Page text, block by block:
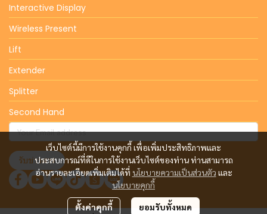
เว็บไซต์นี้มีการใช้งานคุกกี้ เพื่อเพิ่มประสิทธิภาพและ
ประสบการณ์ที่ดีในการใช้งานเว็บไซต์ของท่าน ท่านสามารถ
อ่านรายละเอียดเพิ่มเติมได้ที่ นโยบายความเป็นส่วนตัว และ
นโยบายคุกกี้
ตั้งค่าคุกกี้ ยอมรับทั้งหมด
Interactive Display
Wireless Present
Lift
Extender
Splitter
Second Hand
รับข่าวสาร